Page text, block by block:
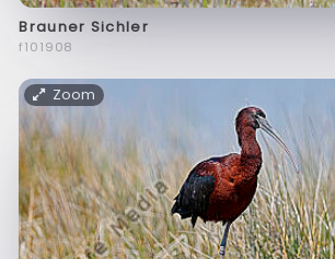
Brauner Sichler
f101908
Zoom